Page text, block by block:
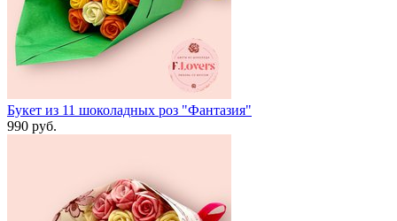
Букет из 11 шоколадных роз "Фантазия"
990 руб.